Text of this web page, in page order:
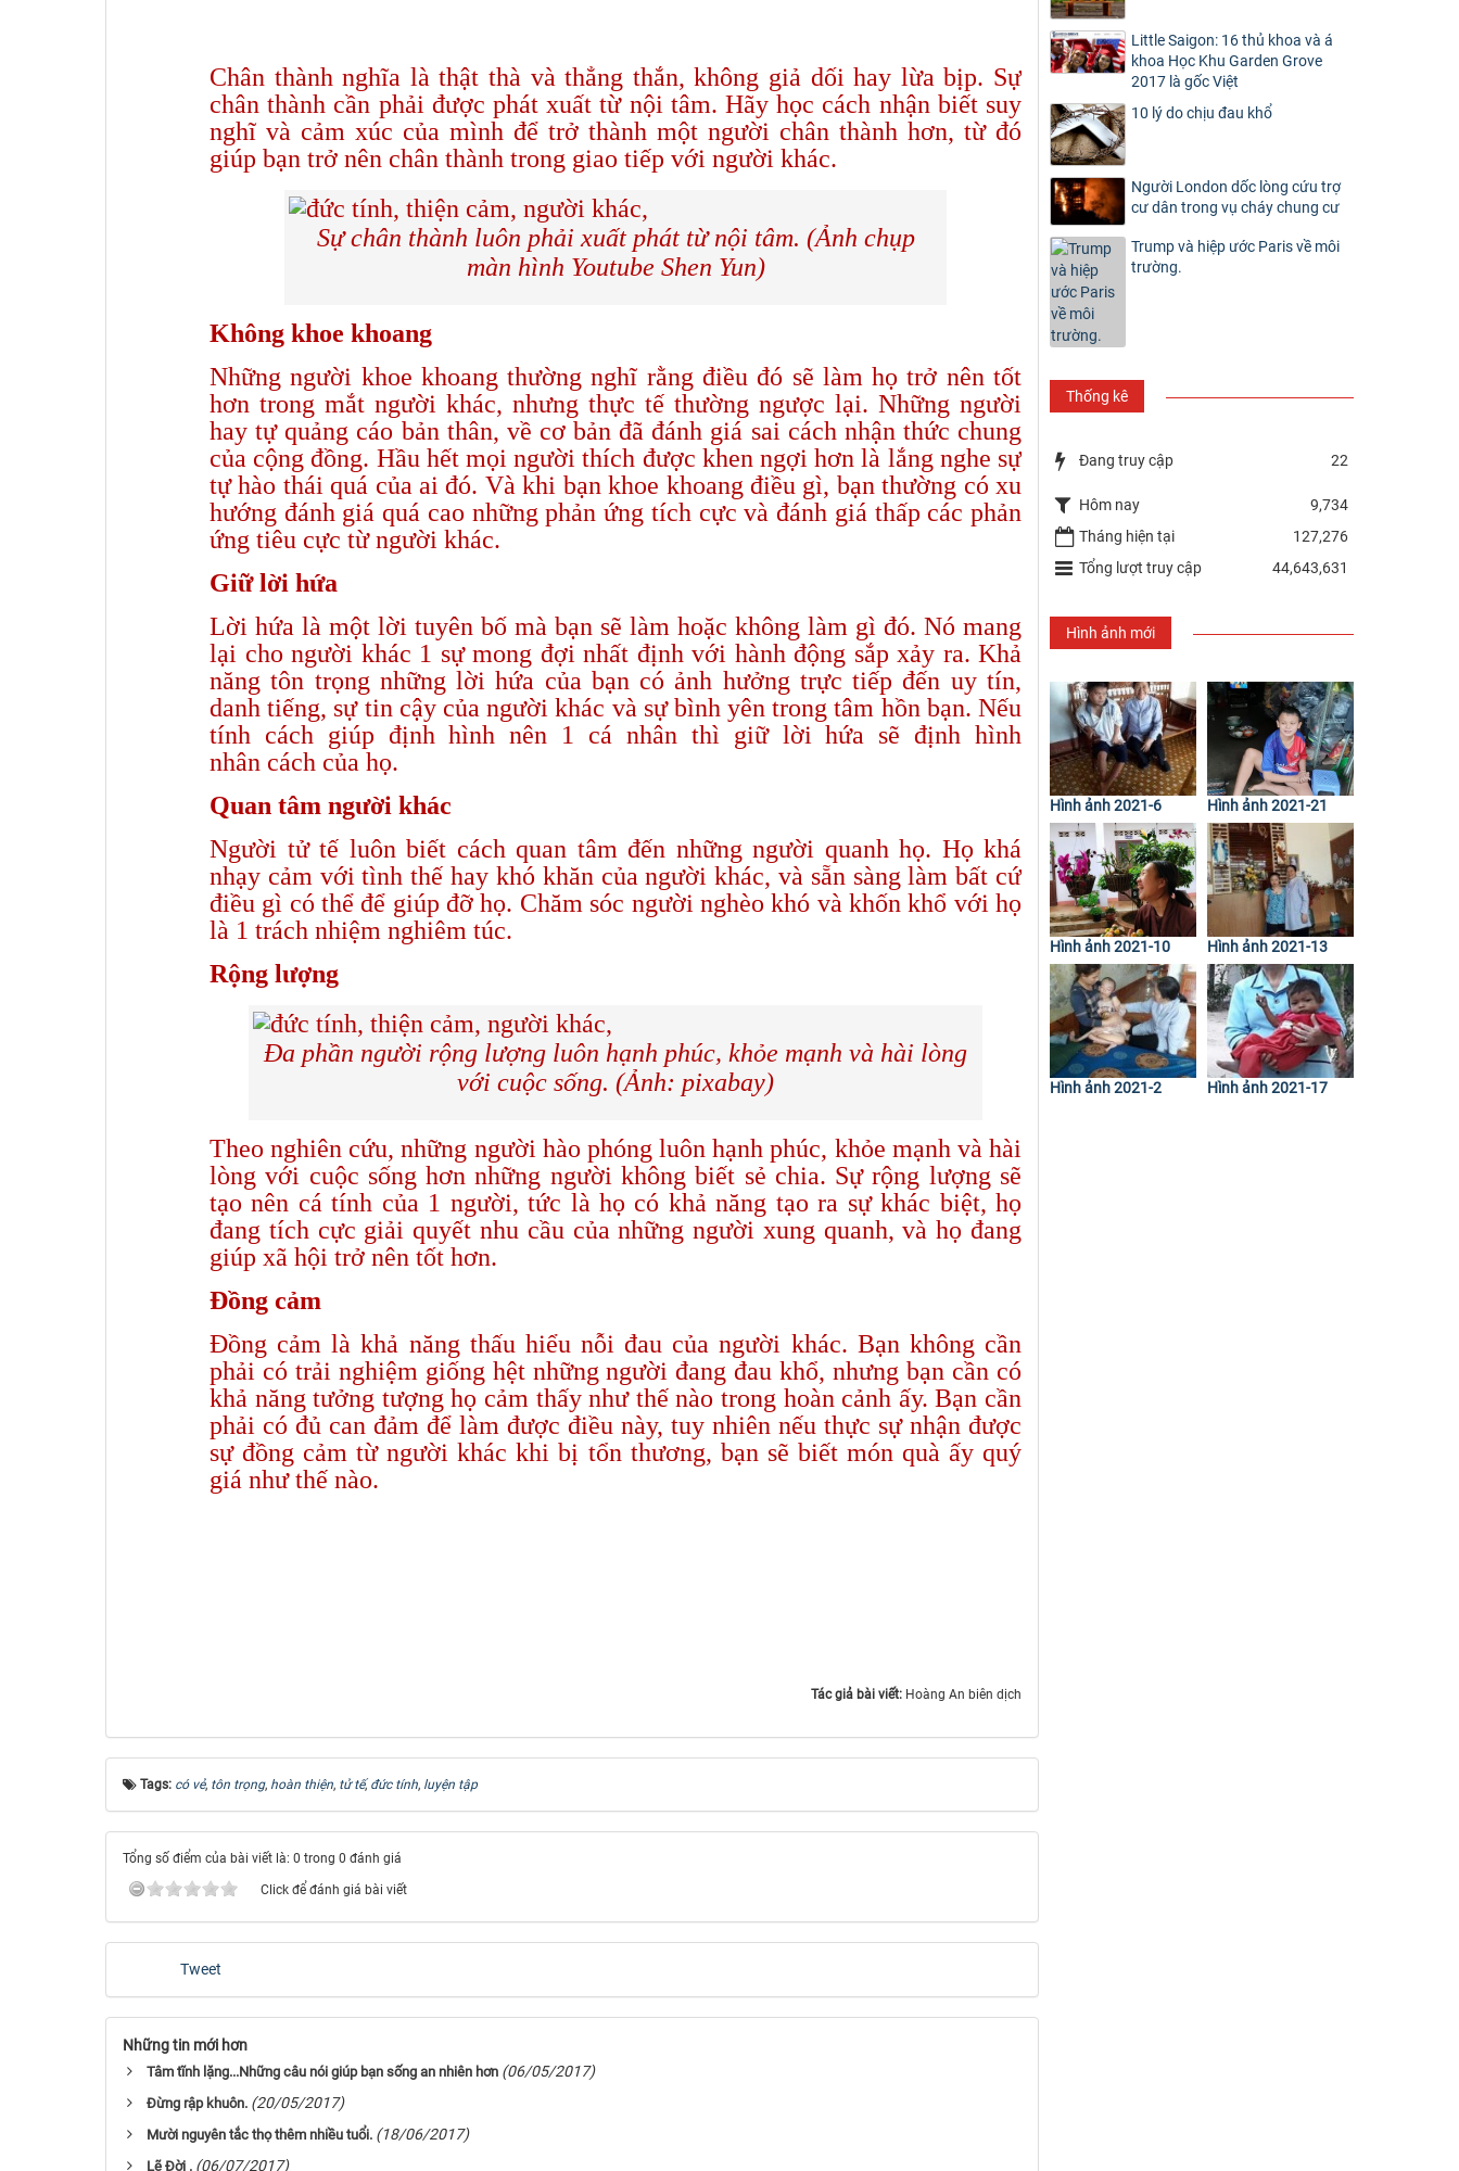
Chân thành nghĩa là thật thà và thẳng thắn, không giả dối hay lừa bịp. Sự
chân thành cần phải được phát xuất từ nội tâm. Hãy học cách nhận biết suy
nghĩ và cảm xúc của mình để trở thành một người chân thành hơn, từ đó
giúp bạn trở nên chân thành trong giao tiếp với người khác.
Sự chân thành luôn phải xuất phát từ nội tâm. (Ảnh chụp
màn hình Youtube Shen Yun)
Không khoe khoang
Những người khoe khoang thường nghĩ rằng điều đó sẽ làm họ trở nên tốt
hơn trong mắt người khác, nhưng thực tế thường ngược lại. Những người
hay tự quảng cáo bản thân, về cơ bản đã đánh giá sai cách nhận thức chung
của cộng đồng. Hầu hết mọi người thích được khen ngợi hơn là lắng nghe sự
tự hào thái quá của ai đó. Và khi bạn khoe khoang điều gì, bạn thường có xu
hướng đánh giá quá cao những phản ứng tích cực và đánh giá thấp các phản
ứng tiêu cực từ người khác.
Giữ lời hứa
Lời hứa là một lời tuyên bố mà bạn sẽ làm hoặc không làm gì đó. Nó mang
lại cho người khác 1 sự mong đợi nhất định với hành động sắp xảy ra. Khả
năng tôn trọng những lời hứa của bạn có ảnh hưởng trực tiếp đến uy tín,
danh tiếng, sự tin cậy của người khác và sự bình yên trong tâm hồn bạn. Nếu
tính cách giúp định hình nên 1 cá nhân thì giữ lời hứa sẽ định hình
nhân cách của họ.
Quan tâm người khác
Người tử tế luôn biết cách quan tâm đến những người quanh họ. Họ khá
nhạy cảm với tình thế hay khó khăn của người khác, và sẵn sàng làm bất cứ
điều gì có thể để giúp đỡ họ. Chăm sóc người nghèo khó và khốn khổ với họ
là 1 trách nhiệm nghiêm túc.
Rộng lượng
Đa phần người rộng lượng luôn hạnh phúc, khỏe mạnh và hài lòng
với cuộc sống. (Ảnh: pixabay)
Theo nghiên cứu, những người hào phóng luôn hạnh phúc, khỏe mạnh và hài
lòng với cuộc sống hơn những người không biết sẻ chia. Sự rộng lượng sẽ
tạo nên cá tính của 1 người, tức là họ có khả năng tạo ra sự khác biệt, họ
đang tích cực giải quyết nhu cầu của những người xung quanh, và họ đang
giúp xã hội trở nên tốt hơn.
Đồng cảm
Đồng cảm là khả năng thấu hiểu nỗi đau của người khác. Bạn không cần
phải có trải nghiệm giống hệt những người đang đau khổ, nhưng bạn cần có
khả năng tưởng tượng họ cảm thấy như thế nào trong hoàn cảnh ấy. Bạn cần
phải có đủ can đảm để làm được điều này, tuy nhiên nếu thực sự nhận được
sự đồng cảm từ người khác khi bị tổn thương, bạn sẽ biết món quà ấy quý
giá như thế nào.
Tác giả bài viết: Hoàng An biên dịch
Tags: có vẻ, tôn trọng, hoàn thiện, tử tế, đức tính, luyện tập
Tổng số điểm của bài viết là: 0 trong 0 đánh giá
Click để đánh giá bài viết
Tweet
Những tin mới hơn
Tâm tĩnh lặng...Những câu nói giúp bạn sống an nhiên hơn (06/05/2017)
Đừng rập khuôn. (20/05/2017)
Mười nguyên tắc thọ thêm nhiều tuổi. (18/06/2017)
Lẽ Đời . (06/07/2017)
Little Saigon: 16 thủ khoa và á
khoa Học Khu Garden Grove
2017 là gốc Việt
10 lý do chịu đau khổ
Người London dốc lòng cứu trợ
cư dân trong vụ cháy chung cư
Trump và hiệp ước Paris về môi
trường.
Thống kê
Đang truy cập 22
Hôm nay
9,734
Tháng hiện tại
127,276
Tổng lượt truy cập
44,643,631
Hình ảnh mới
Hình ảnh 2021-6 Hình ảnh 2021-21
Hình ảnh 2021-10 Hình ảnh 2021-13
Hình ảnh 2021-2 Hình ảnh 2021-17